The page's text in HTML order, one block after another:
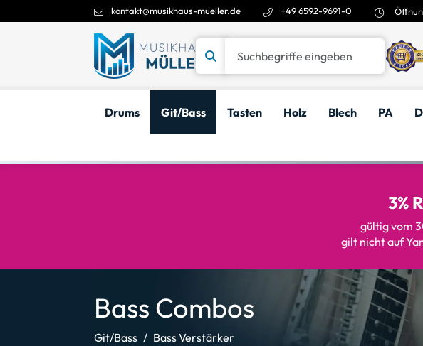
kontakt@musikhaus-mueller.de +49 6592-9691-0
Drums Git/Bass Tasten Holz Blech PA
3%
gültig vom
gilt nicht auf
Bass Combos
Git/Bass Bass Verstärker